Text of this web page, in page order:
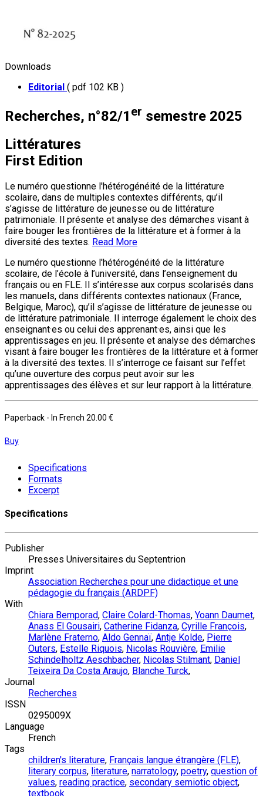
Downloads
Editorial ( pdf 102 KB )
Recherches, n°82/1 er semestre 2025
Littératures
First Edition
Le numéro questionne l'hétérogénéité de la littérature
scolaire, dans de multiples contextes différents, qu’il
s’agisse de littérature de jeunesse ou de littérature
patrimoniale. Il présente et analyse des démarches visant à
faire bouger les frontières de la littérature et à former à la
diversité des textes. Read More
Le numéro questionne l'hétérogénéité de la littérature
scolaire, de l’école à l’université, dans l’enseignement du
français ou en FLE. Il s’intéresse aux corpus scolarisés dans
les manuels, dans différents contextes nationaux (France,
Belgique, Maroc), qu’il s’agisse de littérature de jeunesse ou
de littérature patrimoniale. Il interroge également le choix des
enseignant·es ou celui des apprenant·es, ainsi que les
apprentissages en jeu. Il présente et analyse des démarches
visant à faire bouger les frontières de la littérature et à former
à la diversité des textes. Il s’interroge ce faisant sur l’effet
qu’une ouverture des corpus peut avoir sur les
apprentissages des élèves et sur leur rapport à la littérature.
Paperback - In French 20.00 €
Buy
Specifications
Formats
Excerpt
Specifications
Publisher
Presses Universitaires du Septentrion
Imprint
Association Recherches pour une didactique et une
pédagogie du français (ARDPF)
With
Chiara Bemporad, Claire Colard-Thomas, Yoann Daumet,
Anass El Gousairi, Catherine Fidanza, Cyrille François,
Marlène Fraterno, Aldo Gennaï, Antje Kolde, Pierre
Outers, Estelle Riquois, Nicolas Rouvière, Emilie
Schindelholtz Aeschbacher, Nicolas Stilmant, Daniel
Teixeira Da Costa Araujo, Blanche Turck,
Journal
Recherches
ISSN
0295009X
Language
French
Tags
children's literature, Français langue étrangère (FLE),
literary corpus, literature, narratology, poetry, question of
values, reading practice, secondary semiotic object,
textbook